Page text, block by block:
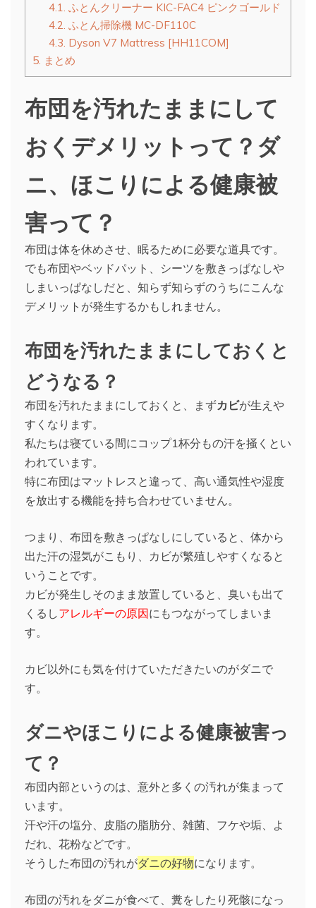
4.1. ふとんクリーナー KIC-FAC4 ピンクゴールド
4.2. ふとん掃除機 MC-DF110C
4.3. Dyson V7 Mattress [HH11COM]
5. まとめ
布団を汚れたままにして
おくデメリットって？ダ
ニ、ほこりによる健康被
害って？
布団は体を休めさせ、眠るために必要な道具です。
でも布団やベッドパット、シーツを敷きっぱなしや
しまいっぱなしだと、知らず知らずのうちにこんな
デメリットが発生するかもしれません。
布団を汚れたままにしておくと
どうなる？
布団を汚れたままにしておくと、まずカビが生えや
すくなります。
私たちは寝ている間にコップ1杯分もの汗を掻くとい
われています。
特に布団はマットレスと違って、高い通気性や湿度
を放出する機能を持ち合わせていません。
つまり、布団を敷きっぱなしにしていると、体から
出た汗の湿気がこもり、カビが繁殖しやすくなると
いうことです。
カビが発生しそのまま放置していると、臭いも出て
くるしアレルギーの原因にもつながってしまいま
す。
カビ以外にも気を付けていただきたいのがダニで
す。
ダニやほこりによる健康被害っ
て？
布団内部というのは、意外と多くの汚れが集まって
います。
汗や汗の塩分、皮脂の脂肪分、雑菌、フケや垢、よ
だれ、花粉などです。
そうした布団の汚れがダニの好物になります。
布団の汚れをダニが食べて、糞をしたり死骸になっ